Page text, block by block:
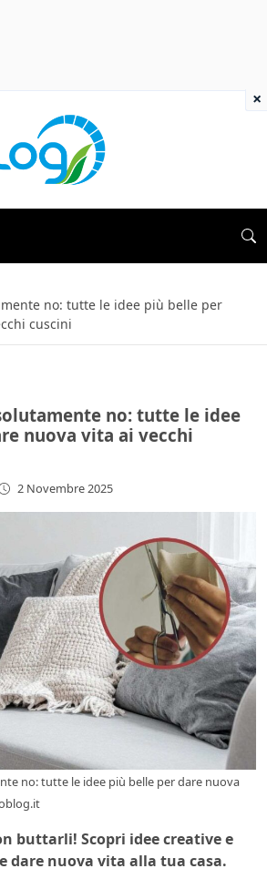
no: tutte le idee più belle per
cuscini
no: tutte le idee
nuova vita ai vecchi
2 Novembre 2025
no: tutte le idee più belle per dare nuova
buttarli! Scopri idee creative e
dare nuova vita alla tua casa.
×